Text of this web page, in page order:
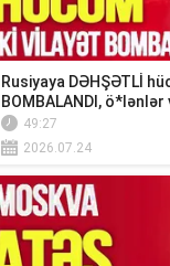
Rusiyaya DƏHŞƏTLİ
BOMBALANDI,
ağırdır...
49:27
2026.07.24